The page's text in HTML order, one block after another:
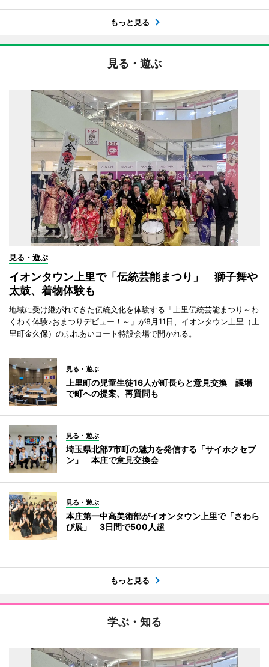
もっと見る
見る・遊ぶ
見る・遊ぶ
イオンタウン上里で「伝統芸能まつり」 獅子舞や
太鼓、着物体験も
地域に受け継がれてきた伝統文化を体験する「上里伝統芸能まつり～わ
くわく体験♪おまつりデビュー！～」が8月11日、イオンタウン上里（上
里町金久保）のふれあいコート特設会場で開かれる。
見る・遊ぶ
上里町の児童生徒16人が町長らと意見交換 議場
で町への提案、再質問も
見る・遊ぶ
埼玉県北部7市町の魅力を発信する「サイホクセブ
ン」 本庄で意見交換会
見る・遊ぶ
本庄第一中高美術部がイオンタウン上里で「さわら
び展」 3日間で500人超
もっと見る
学ぶ・知る